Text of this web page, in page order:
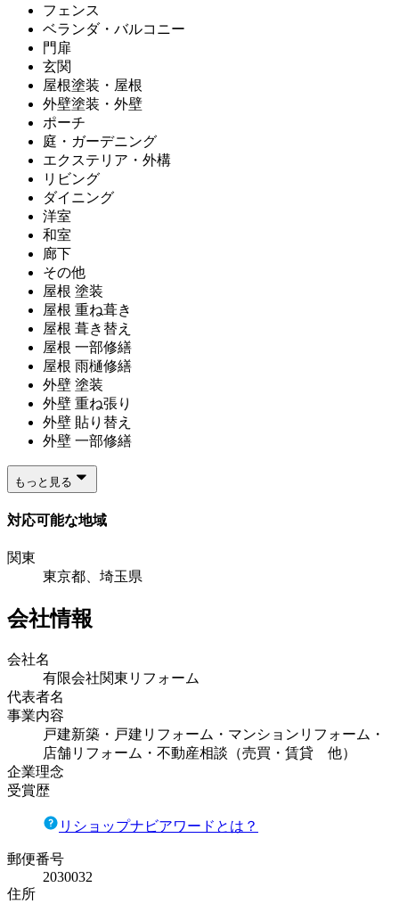
フェンス
ベランダ・バルコニー
門扉
玄関
屋根塗装・屋根
外壁塗装・外壁
ポーチ
庭・ガーデニング
エクステリア・外構
リビング
ダイニング
洋室
和室
廊下
その他
屋根 塗装
屋根 重ね葺き
屋根 葺き替え
屋根 一部修繕
屋根 雨樋修繕
外壁 塗装
外壁 重ね張り
外壁 貼り替え
外壁 一部修繕
もっと見る
対応可能な地域
関東
東京都、埼玉県
会社情報
会社名
有限会社関東リフォーム
代表者名
事業内容
戸建新築・戸建リフォーム・マンションリフォーム・
店舗リフォーム・不動産相談（売買・賃貸 他）
企業理念
受賞歴
リショップナビアワードとは？
郵便番号
2030032
住所